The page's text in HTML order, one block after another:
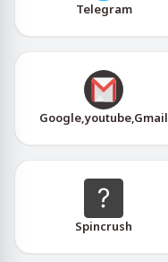
Telegram
Google,youtube,Gmail
Spincrush